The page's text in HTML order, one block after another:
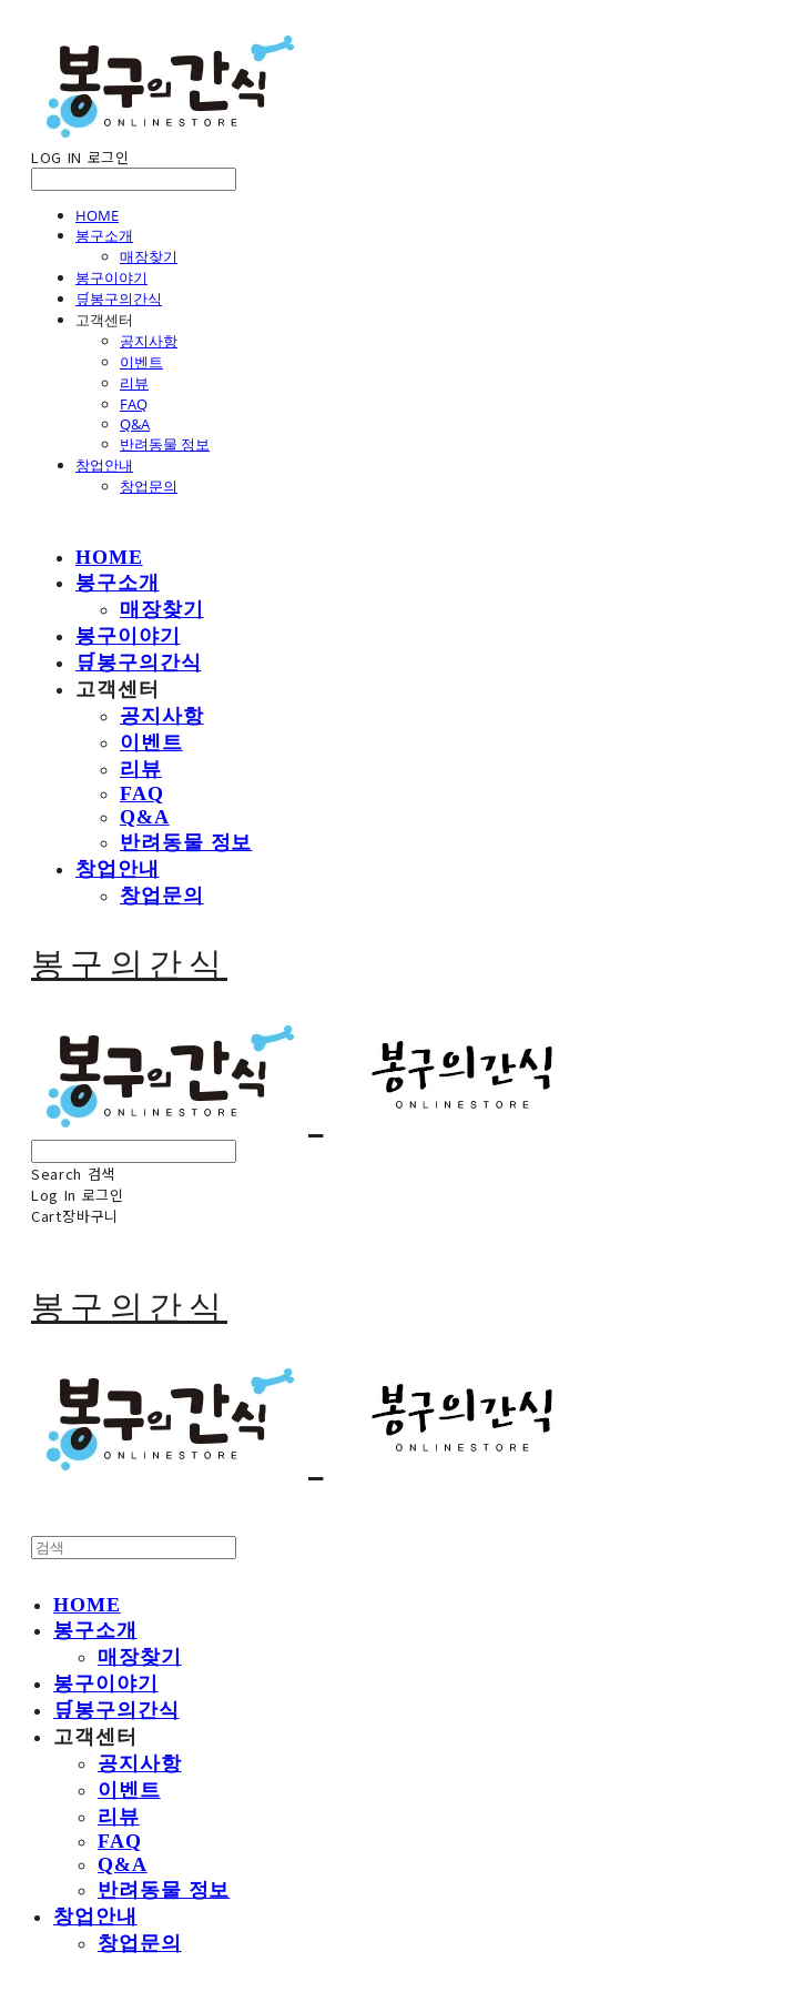
LOG IN 로그인
HOME
봉구소개
매장찾기
봉구이야기
🛒봉구의간식
고객센터
공지사항
이벤트
리뷰
FAQ
Q&A
반려동물 정보
창업안내
창업문의
HOME
봉구소개
매장찾기
봉구이야기
🛒봉구의간식
고객센터
공지사항
이벤트
리뷰
FAQ
Q&A
반려동물 정보
창업안내
창업문의
봉구의간식
Search 검색
Log In 로그인
Cart장바구니
봉구의간식
HOME
봉구소개
매장찾기
봉구이야기
🛒봉구의간식
고객센터
공지사항
이벤트
리뷰
FAQ
Q&A
반려동물 정보
창업안내
창업문의